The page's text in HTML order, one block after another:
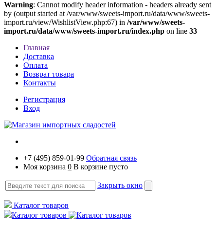
Warning: Cannot modify header information - headers already sent
by (output started at /var/www/sweets-import.ru/data/www/sweets-
import.ru/view/WishlistView.php:67) in /var/www/sweets-
import.ru/data/www/sweets-import.ru/index.php on line 33
Главная
Доставка
Оплата
Возврат товара
Контакты
Регистрация
Вход
+7 (495) 859-01-99 Обратная связь
Моя корзина 0 В корзине пусто
Закрыть окно
Каталог товаров
Каталог товаров